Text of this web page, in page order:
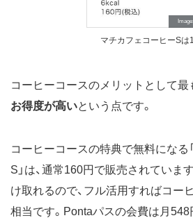
Image
マチカフェコーヒーSは
コーヒーコースのメリットとして最
お得度が高いという点です。
コーヒーコースの特典で無料になる
S」は、通常160円で販売されていま
け取れるので、フル活用すればコー
相当です。Pontaパスの会費は月548